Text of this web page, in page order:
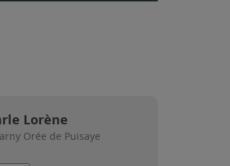
Lorène
Orée de Puisaye